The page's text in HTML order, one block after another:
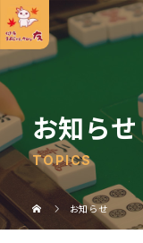
お知らせ
TOPICS
お知らせ